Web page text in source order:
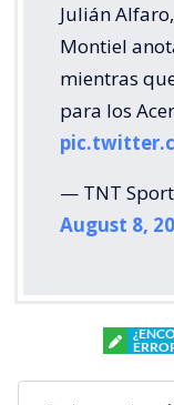
Julián
Montiel
mientras
para los
— TNT
August 8,